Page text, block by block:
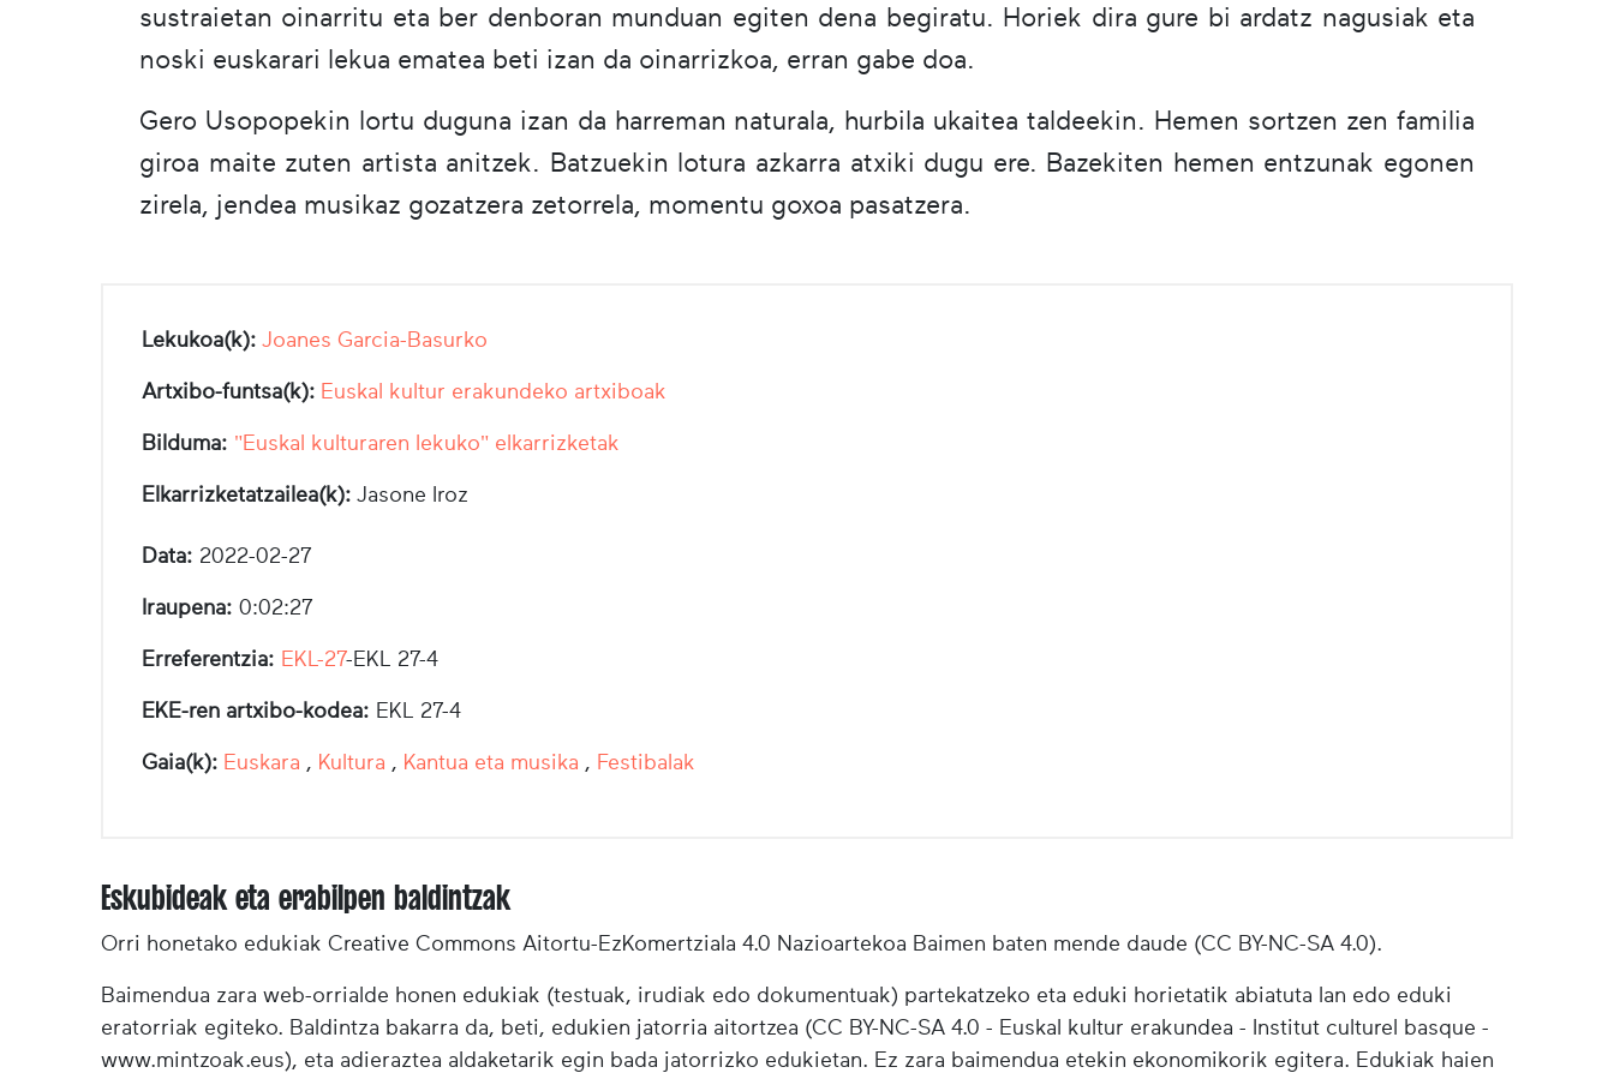
sustraietan oinarritu eta ber denboran munduan egiten dena begiratu. Horiek dira gure bi ardatz nagusiak eta
noski euskarari lekua ematea beti izan da oinarrizkoa, erran gabe doa.
Gero Usopopekin lortu duguna izan da harreman naturala, hurbila ukaitea taldeekin. Hemen sortzen zen familia
giroa maite zuten artista anitzek. Batzuekin lotura azkarra atxiki dugu ere. Bazekiten hemen entzunak egonen
zirela, jendea musikaz gozatzera zetorrela, momentu goxoa pasatzera.
Lekukoa(k): Joanes Garcia-Basurko
Artxibo-funtsa(k): Euskal kultur erakundeko artxiboak
Bilduma: "Euskal kulturaren lekuko" elkarrizketak
Elkarrizketatzailea(k): Jasone Iroz
Data: 2022-02-27
Iraupena: 0:02:27
Erreferentzia: EKL-27-EKL 27-4
EKE-ren artxibo-kodea: EKL 27-4
Gaia(k): Euskara , Kultura , Kantua eta musika , Festibalak
Eskubideak eta erabilpen baldintzak
Orri honetako edukiak Creative Commons Aitortu-EzKomertziala 4.0 Nazioartekoa Baimen baten mende daude (CC BY-NC-SA 4.0).
Baimendua zara web-orrialde honen edukiak (testuak, irudiak edo dokumentuak) partekatzeko eta eduki horietatik abiatuta lan edo eduki
eratorriak egiteko. Baldintza bakarra da, beti, edukien jatorria aitortzea (CC BY-NC-SA 4.0 - Euskal kultur erakundea - Institut culturel basque -
www.mintzoak.eus), eta adieraztea aldaketarik egin bada jatorrizko edukietan. Ez zara baimendua etekin ekonomikorik egitera. Edukiak haien